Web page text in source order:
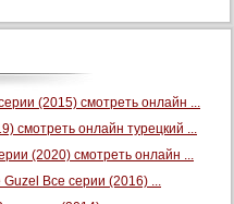
(2015) смотреть онлайн ...
смотреть онлайн турецкий ...
(2020) смотреть онлайн ...
Все серии (2016) ...